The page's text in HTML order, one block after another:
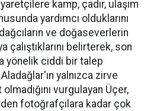
kamp, çadır, ulaşım
yardımcı olduklarını
ve doğaseverlerin
çalıştıklarını belirterek, son
yönelik ciddi bir talep
yalnızca zirve
vurgulayan Üçer,
fotoğrafçılara kadar çok